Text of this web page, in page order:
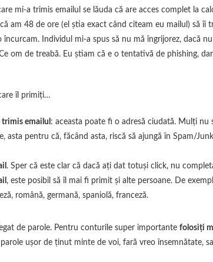
mi-a trimis emailul se lăuda că are acces complet la
am 48 de ore (el știa exact când citeam eu mailul) să îi
Individul mi-a spus să nu mă îngrijorez, dacă
om de treabă. Eu știam că e o tentativă de phishing,
îl primiți…
trimis emailul : aceasta poate fi o adresă ciudată. Mulți nu
asta pentru că, făcând asta, riscă să ajungă în Spam/
. Sper că este clar că dacă ați dat totuși click, nu
, este posibil să îl mai fi primit și alte persoane. De
română, germană, spaniolă, franceză.
de parole. Pentru conturile super importante folosiți
ușor de ținut minte de voi, fară vreo însemnătate,